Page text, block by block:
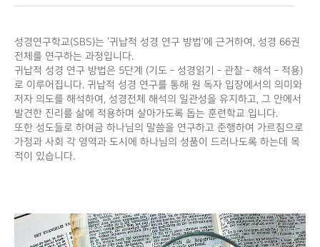
성경연구학교(SBS)는 ‘귀납적 성경 연구 방법’에 근거하여, 성경 66권
전체를 연구하는 과정입니다.
귀납적 성경 연구 방법은 5단계 (기도 – 성경읽기 – 관찰 – 해석 – 적용)
로 이루어집니다. 귀납적 성경 연구를 통해 원 독자 입장에서의 의미와
저자 의도를 해석하여, 성경전체 해석의 일관성을 유지하고, 그 안에서
발견한 진리를 삶에 적용하며 살아가도록 돕는 훈련학교 입니다.
또한 성도들로 하여금 하나님의 말씀을 연구하고 준행하여 가르침으로
가정과 사회 각 영역과 도시에 하나님의 성품이 드러나도록 하는데 목
적이 있습니다.